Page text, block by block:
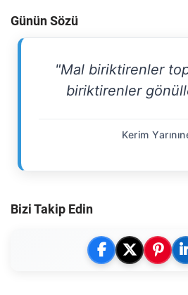
Günün Sözü
"Mal biriktirenler
biriktirenler
Kerim
Bizi Takip Edin